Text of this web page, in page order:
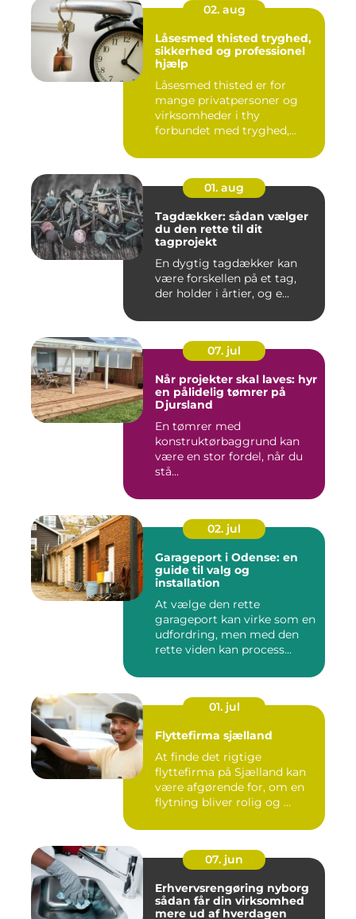
02. aug
Låsesmed thisted tryghed,
sikkerhed og professionel
hjælp
Låsesmed thisted er for
mange privatpersoner og
virksomheder i thy
forbundet med tryghed,
01. aug
Tagdækker: sådan vælger
du den rette til dit
tagprojekt
En dygtig tagdækker kan
være forskellen på et tag,
der holder i årtier, og e...
07. jul
Når projekter skal laves: hyr
en pålidelig tømrer på
Djursland
En tømrer med
konstruktørbaggrund kan
være en stor fordel, når du
stå...
02. jul
Garageport i Odense: en
guide til valg og
installation
At vælge den rette
garageport kan virke som en
udfordring, men med den
rette viden kan process...
01. jul
Flyttefirma sjælland
At finde det rigtige
flyttefirma på Sjælland kan
være afgørende for, om en
flytning bliver rolig og ...
07. jun
Erhvervsrengøring nyborg
sådan får din virksomhed
mere ud af hverdagen